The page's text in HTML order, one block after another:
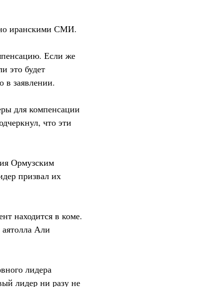
иранскими СМИ.
Если же
это будет
в заявлении.
для компенсации
что эти
Ормузским
призвал их
находится в коме.
аятолла Али
лидера
лидер ни разу не